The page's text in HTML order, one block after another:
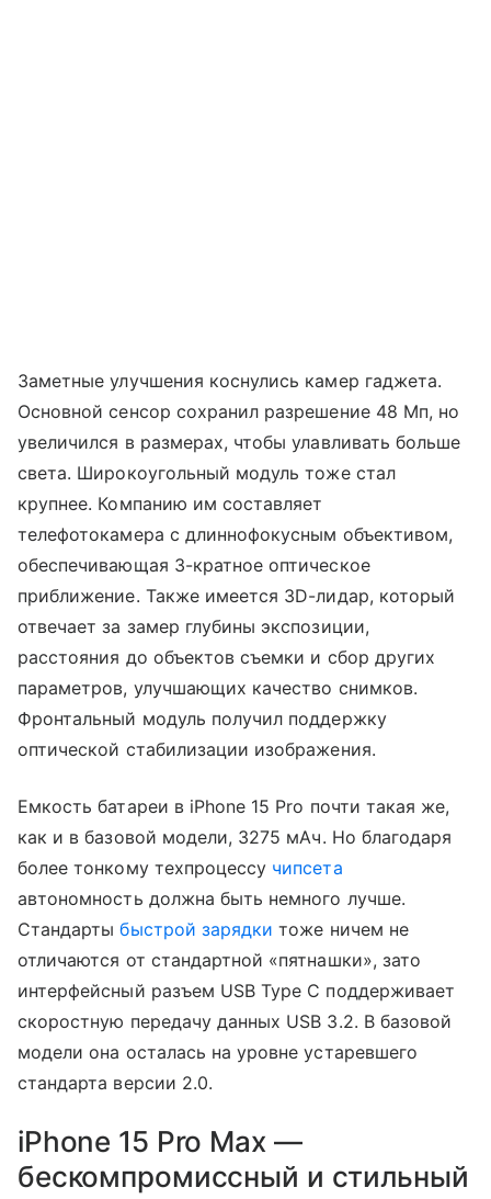
Заметные улучшения коснулись камер гаджета.
Основной сенсор сохранил разрешение 48 Мп, но
увеличился в размерах, чтобы улавливать больше
света. Широкоугольный модуль тоже стал
крупнее. Компанию им составляет
телефотокамера с длиннофокусным объективом,
обеспечивающая 3-кратное оптическое
приближение. Также имеется 3D-лидар, который
отвечает за замер глубины экспозиции,
расстояния до объектов съемки и сбор других
параметров, улучшающих качество снимков.
Фронтальный модуль получил поддержку
оптической стабилизации изображения.
Емкость батареи в iPhone 15 Pro почти такая же,
как и в базовой модели, 3275 мАч. Но благодаря
более тонкому техпроцессу чипсета
автономность должна быть немного лучше.
Стандартыбыстрой зарядки тоже ничем не
отличаются от стандартной «пятнашки», зато
интерфейсный разъем USB Type C поддерживает
скоростную передачу данных USB 3.2. В базовой
модели она осталась на уровне устаревшего
стандарта версии 2.0.
iPhone 15 Pro Max —
бескомпромиссный и стильный